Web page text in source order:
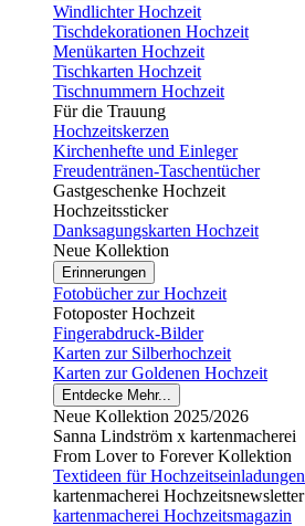
Windlichter Hochzeit
Tischdekorationen Hochzeit
Menükarten Hochzeit
Tischkarten Hochzeit
Tischnummern Hochzeit
Für die Trauung
Hochzeitskerzen
Kirchenhefte und Einleger
Freudentränen-Taschentücher
Gastgeschenke Hochzeit
Hochzeitssticker
Danksagungskarten Hochzeit
Neue Kollektion
Erinnerungen
Fotobücher zur Hochzeit
Fotoposter Hochzeit
Fingerabdruck-Bilder
Karten zur Silberhochzeit
Karten zur Goldenen Hochzeit
Entdecke Mehr...
Neue Kollektion 2025/2026
Sanna Lindström x kartenmacherei
From Lover to Forever Kollektion
Textideen für Hochzeitseinladungen
kartenmacherei Hochzeitsnewsletter
kartenmacherei Hochzeitsmagazin